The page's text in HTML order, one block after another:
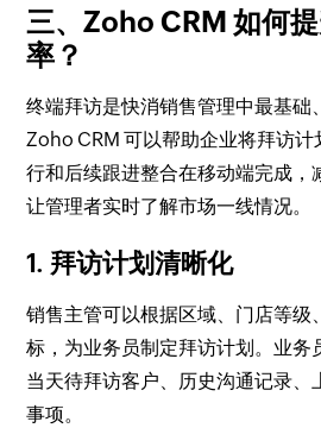
三、Zoho CRM 如何
率？
终端拜访是快消销售管理中最基础
Zoho CRM 可以帮助企业将拜访
行和后续跟进整合在移动端完成，
让管理者实时了解市场一线情况。
1. 拜访计划清晰化
销售主管可以根据区域、门店等级
标，为业务员制定拜访计划。业务
当天待拜访客户、历史沟通记录、
事项。